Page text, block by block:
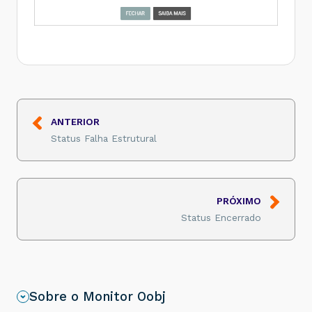
ANTERIOR
Status Falha Estrutural
PRÓXIMO
Status Encerrado
Sobre o Monitor Oobj